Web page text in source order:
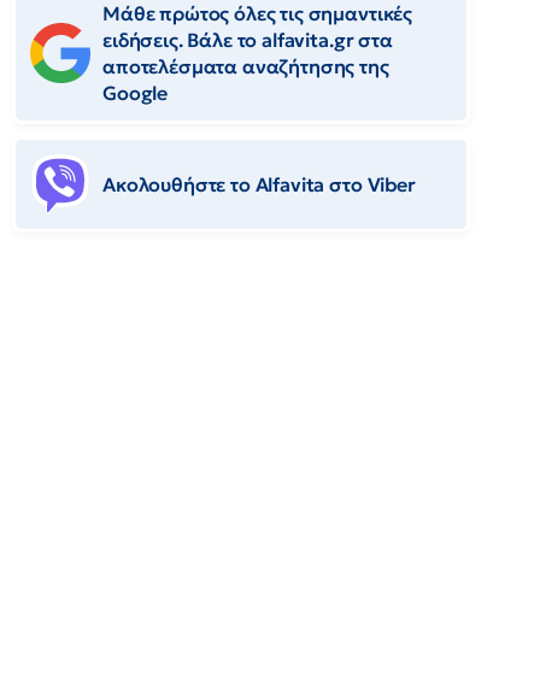
Μάθε πρώτος όλες τις σημαντικές
ειδήσεις. Βάλε το alfavita.gr στα
αποτελέσματα αναζήτησης της
Google
Ακολουθήστε το Αlfavita στο Viber